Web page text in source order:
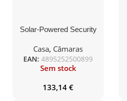
Solar-Powered Security
Casa, Câmaras
EAN: 4895252500899
Sem stock
133,14 €